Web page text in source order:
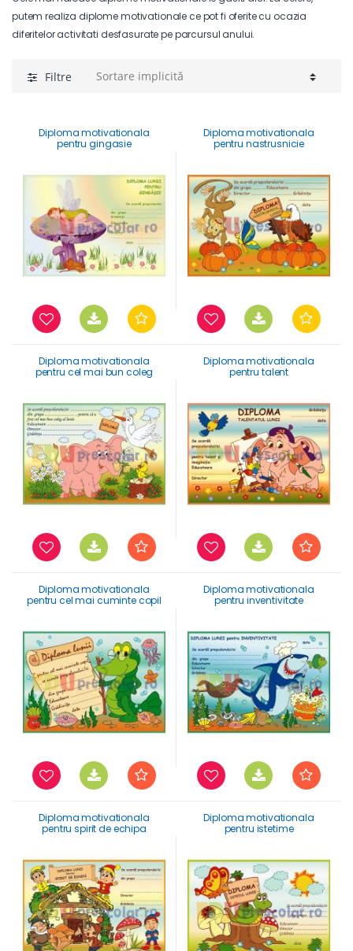
putem realiza diplome motivationale ce pot fi oferite cu ocazia
diferitelor activitati desfasurate pe parcursul anului.
Filtre
Diploma motivationala
pentru gingasie
Diploma motivationala
pentru nastrusnicie
Diploma motivationala
pentru cel mai bun coleg
Diploma motivationala
pentru talent
Diploma motivationala
pentru cel mai cuminte copil
Diploma motivationala
pentru inventivitate
Diploma motivationala
pentru spirit de echipa
Diploma motivationala
pentru istetime